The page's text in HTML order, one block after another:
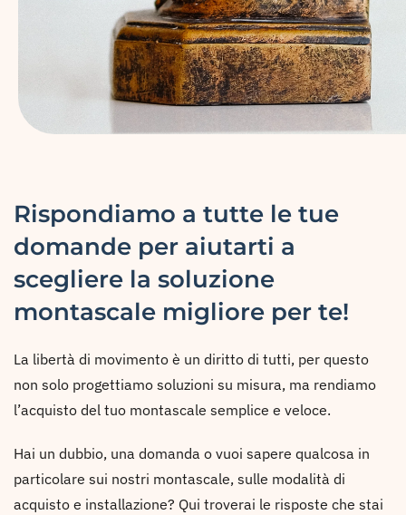
Rispondiamo a tutte le tue
domande per aiutarti a
scegliere la soluzione
montascale migliore per te!
La libertà di movimento è un diritto di tutti, per questo
non solo progettiamo soluzioni su misura, ma rendiamo
l’acquisto del tuo montascale semplice e veloce.
Hai un dubbio, una domanda o vuoi sapere qualcosa in
particolare sui nostri montascale, sulle modalità di
acquisto e installazione? Qui troverai le risposte che stai